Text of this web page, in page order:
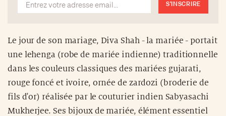
S'INSCRIRE
Le jour de son mariage, Diva Shah - la mariée - portait
une lehenga (robe de mariée indienne) traditionnelle
dans les couleurs classiques des mariées gujarati,
rouge foncé et ivoire, ornée de zardozi (broderie de
fils d'or) réalisée par le couturier indien Sabyasachi
Mukherjee. Ses bijoux de mariée, élément essentiel